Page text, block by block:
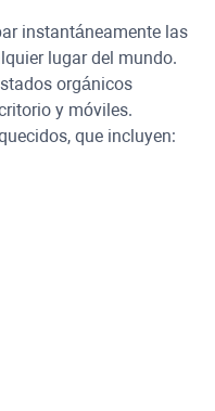
instantáneamente las
lugar del mundo.
orgánicos
y móviles.
que incluyen: